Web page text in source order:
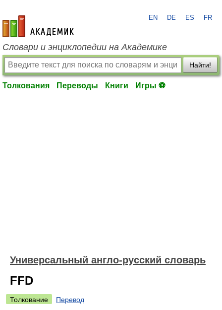
academic.ru
EN DE ES FR
Словари и энциклопедии на Академике
Найти!
Толкования Переводы Книги Игры ⚽
Универсальный англо-русский словарь
FFD
Толкование
Перевод